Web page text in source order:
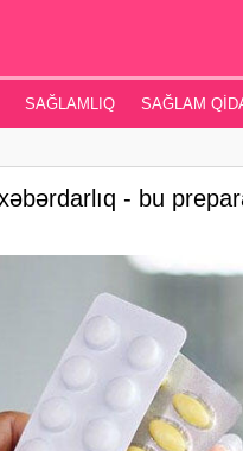
SAĞLAMLIQ SAĞLAM
- bu